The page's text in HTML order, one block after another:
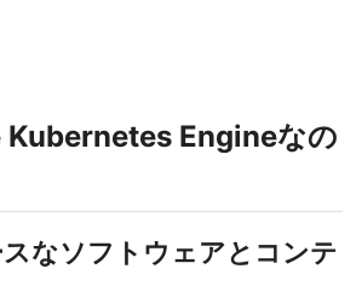
Kubernetes Engineなの
なソフトウェアとコンテ